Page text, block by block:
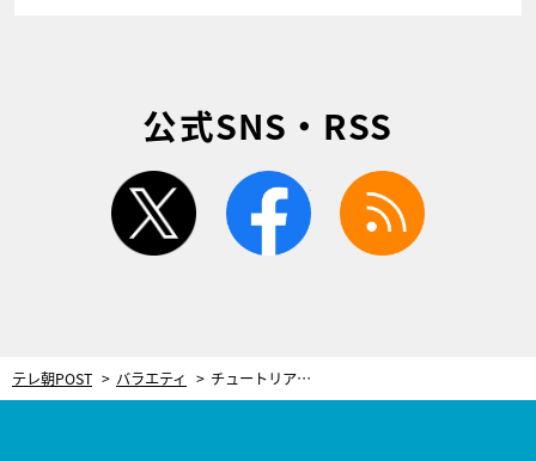
公式SNS・RSS
twitter facebook
テレ朝POST バラエティ チュートリアル徳井、活動自粛の日々を振り返る「給料明細に“500円”と…」